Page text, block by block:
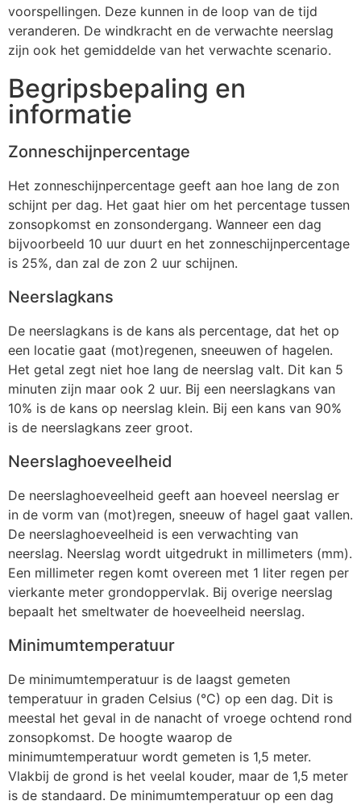
voorspellingen. Deze kunnen in de loop van de tijd
veranderen. De windkracht en de verwachte neerslag
zijn ook het gemiddelde van het verwachte scenario.
Begripsbepaling en
informatie
Zonneschijnpercentage
Het zonneschijnpercentage geeft aan hoe lang de zon
schijnt per dag. Het gaat hier om het percentage tussen
zonsopkomst en zonsondergang. Wanneer een dag
bijvoorbeeld 10 uur duurt en het zonneschijnpercentage
is 25%, dan zal de zon 2 uur schijnen.
Neerslagkans
De neerslagkans is de kans als percentage, dat het op
een locatie gaat (mot)regenen, sneeuwen of hagelen.
Het getal zegt niet hoe lang de neerslag valt. Dit kan 5
minuten zijn maar ook 2 uur. Bij een neerslagkans van
10% is de kans op neerslag klein. Bij een kans van 90%
is de neerslagkans zeer groot.
Neerslaghoeveelheid
De neerslaghoeveelheid geeft aan hoeveel neerslag er
in de vorm van (mot)regen, sneeuw of hagel gaat vallen.
De neerslaghoeveelheid is een verwachting van
neerslag. Neerslag wordt uitgedrukt in millimeters (mm).
Een millimeter regen komt overeen met 1 liter regen per
vierkante meter grondoppervlak. Bij overige neerslag
bepaalt het smeltwater de hoeveelheid neerslag.
Minimumtemperatuur
De minimumtemperatuur is de laagst gemeten
temperatuur in graden Celsius (°C) op een dag. Dit is
meestal het geval in de nanacht of vroege ochtend rond
zonsopkomst. De hoogte waarop de
minimumtemperatuur wordt gemeten is 1,5 meter.
Vlakbij de grond is het veelal kouder, maar de 1,5 meter
is de standaard. De minimumtemperatuur op een dag